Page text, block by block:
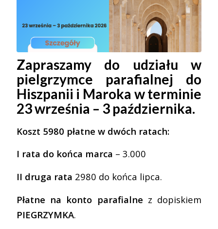
Zapraszamy do udziału w
pielgrzymce parafialnej do
Hiszpanii i Maroka w terminie
23 września – 3 października.
Koszt 5980 płatne w dwóch ratach:
I rata do końca marca – 3.000
II druga rata 2980 do końca lipca.
Płatne na konto parafialne z dopiskiem
PIEGRZYMKA.